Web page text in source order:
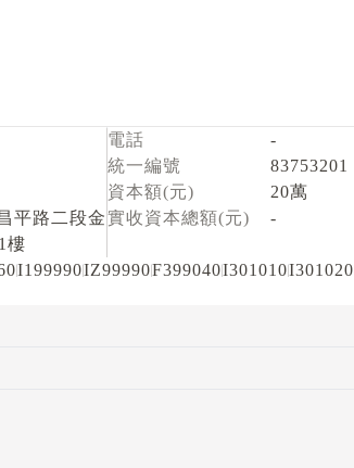
平路二段金
樓
電話
-
統一編號
83753201
資本額(元)
20萬
實收資本總額(元)
-
I199990IZ99990F399040I301010I301020